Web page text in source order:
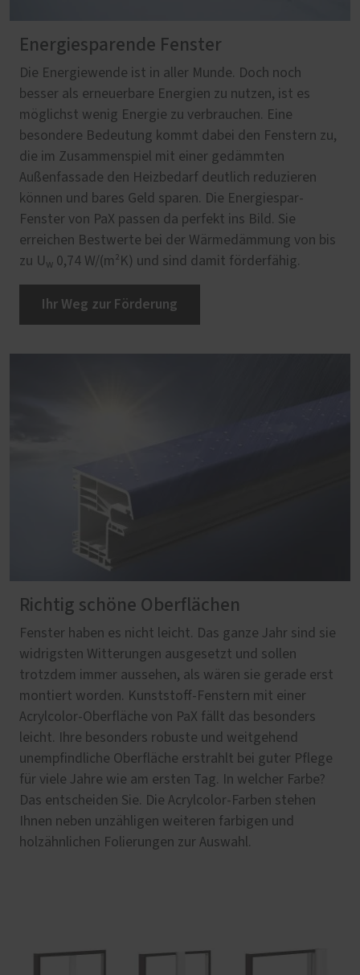
Energiesparende Fenster
Die Energiewende ist in aller Munde. Doch noch
besser als erneuerbare Energien zu nutzen, ist es
möglichst wenig Energie zu verbrauchen. Eine
besondere Bedeutung kommt dabei den Fenstern zu,
die im Zusammenspiel mit einer gedämmten
Außenfassade den Heizbedarf deutlich reduzieren
können und bares Geld sparen. Die Energiespar-
Fenster von PaX passen da perfekt ins Bild. Sie
erreichen Bestwerte bei der Wärmedämmung von bis
zu U w 0,74 W/(m²K) und sind damit förderfähig.
Ihr Weg zur Förderung
Richtig schöne Oberflächen
Fenster haben es nicht leicht. Das ganze Jahr sind sie
widrigsten Witterungen ausgesetzt und sollen
trotzdem immer aussehen, als wären sie gerade erst
montiert worden. Kunststoff-Fenstern mit einer
Acrylcolor-Oberfläche von PaX fällt das besonders
leicht. Ihre besonders robuste und weitgehend
unempfindliche Oberfläche erstrahlt bei guter Pflege
für viele Jahre wie am ersten Tag. In welcher Farbe?
Das entscheiden Sie. Die Acrylcolor-Farben stehen
Ihnen neben unzähligen weiteren farbigen und
holzähnlichen Folierungen zur Auswahl.